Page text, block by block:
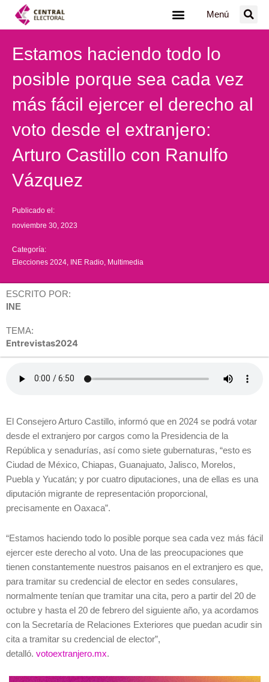
Menú
Estamos haciendo todo lo
posible porque sea cada vez
más fácil ejercer el derecho al
voto desde el extranjero:
Arturo Castillo con Ranulfo
Vázquez
Publicado el:
noviembre 30, 2023
Categoría:
Elecciones 2024 INE Radio Multimedia
ESCRITO POR:
INE
TEMA:
Entrevistas2024
El Consejero Arturo Castillo, informó que en 2024 se podrá votar
desde el extranjero por cargos como la Presidencia de la
República y senadurías, así como siete gubernaturas, “esto es
Ciudad de México, Chiapas, Guanajuato, Jalisco, Morelos,
Puebla y Yucatán; y por cuatro diputaciones, una de ellas es una
diputación migrante de representación proporcional,
precisamente en Oaxaca”.
“Estamos haciendo todo lo posible porque sea cada vez más fácil
ejercer este derecho al voto. Una de las preocupaciones que
tienen constantemente nuestros paisanos en el extranjero es que,
para tramitar su credencial de elector en sedes consulares,
normalmente tenían que tramitar una cita, pero a partir del 20 de
octubre y hasta el 20 de febrero del siguiente año, ya acordamos
con la Secretaría de Relaciones Exteriores que puedan acudir sin
cita a tramitar su credencial de elector”,
detalló. votoextranjero.mx.